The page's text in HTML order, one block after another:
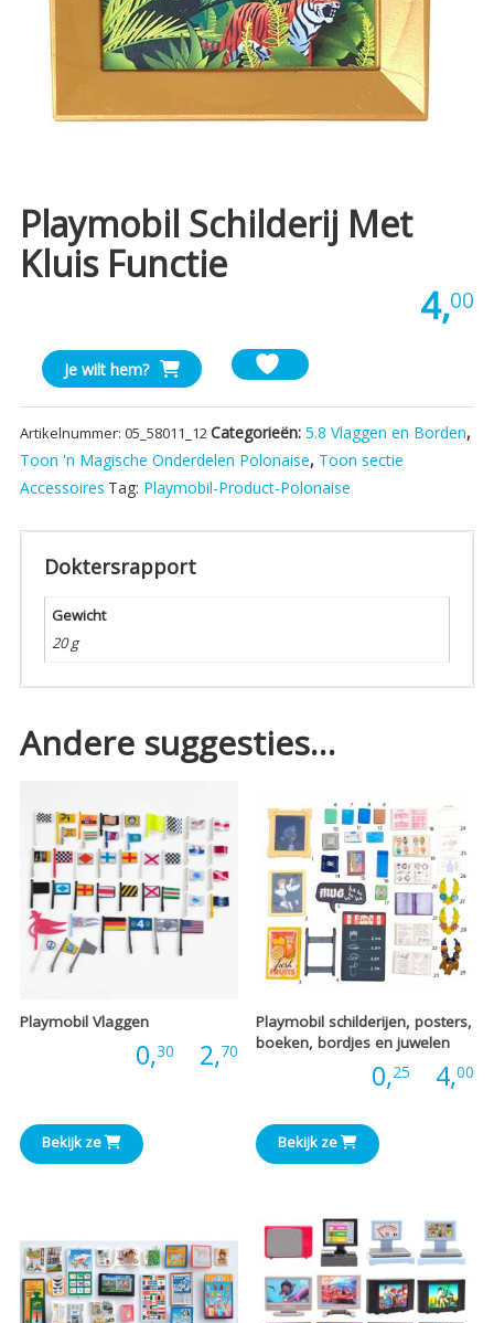
Playmobil Schilderij Met
Kluis Functie
4,00
Playmobil
Schilderij
met
Kluis
functie
aantal
Je wilt hem?
Artikelnummer: 05_58011_12Categorieën: 5.8 Vlaggen en Borden,
Toon 'n Magische Onderdelen Polonaise, Toon sectie
Accessoires Tag: Playmobil-Product-Polonaise
Doktersrapport
Gewicht
20 g
Andere suggesties…
Playmobil Vlaggen
0,30 2,70Prijsklasse:
tot
Bekijk ze
Playmobil schilderijen, posters,
boeken, bordjes en juwelen
0,25 4,00
Bekijk ze